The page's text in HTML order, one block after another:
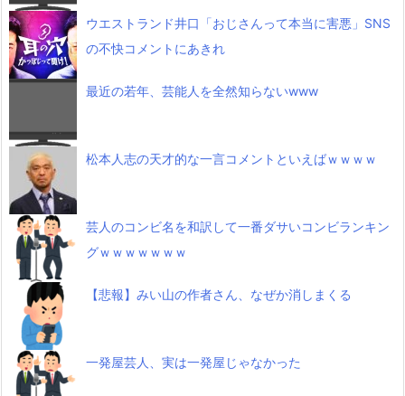
ウエストランド井口「おじさんって本当に害悪」SNS
の不快コメントにあきれ
最近の若年、芸能人を全然知らないwww
松本人志の天才的な一言コメントといえばｗｗｗｗ
芸人のコンビ名を和訳して一番ダサいコンビランキン
グｗｗｗｗｗｗｗ
【悲報】みい山の作者さん、なぜか消しまくる
一発屋芸人、実は一発屋じゃなかった